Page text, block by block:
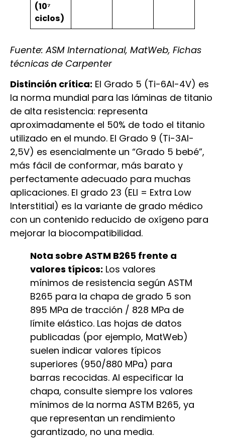
(10⁷
ciclos)
Fuente: ASM International, MatWeb, Fichas
técnicas de Carpenter
Distinción crítica: El Grado 5 (Ti-6Al-4V) es
la norma mundial para las láminas de titanio
de alta resistencia: representa
aproximadamente el 50% de todo el titanio
utilizado en el mundo. El Grado 9 (Ti-3Al-
2,5V) es esencialmente un “Grado 5 bebé”,
más fácil de conformar, más barato y
perfectamente adecuado para muchas
aplicaciones. El grado 23 (ELI = Extra Low
Interstitial) es la variante de grado médico
con un contenido reducido de oxígeno para
mejorar la biocompatibilidad.
Nota sobre ASTM B265 frente a
valores típicos: Los valores
mínimos de resistencia según ASTM
B265 para la chapa de grado 5 son
895 MPa de tracción / 828 MPa de
límite elástico. Las hojas de datos
publicadas (por ejemplo, MatWeb)
suelen indicar valores típicos
superiores (950/880 MPa) para
barras recocidas. Al especificar la
chapa, consulte siempre los valores
mínimos de la norma ASTM B265, ya
que representan un rendimiento
garantizado, no una media.